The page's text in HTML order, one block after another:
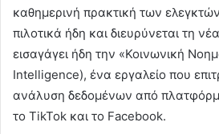
καθημερινή πρακτική των ελεγκτών
πιλοτικά ήδη και διευρύνεται τη
εισαγάγει ήδη την «Κοινωνική
Intelligence), ένα εργαλείο που
ανάλυση δεδομένων από
το TikTok και το Facebook.